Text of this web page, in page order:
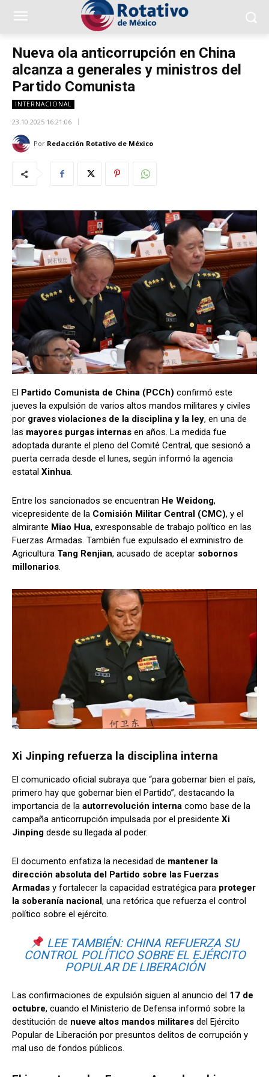
Nueva ola anticorrupción en China
alcanza a generales y ministros del
Partido Comunista
INTERNACIONAL
23.10.2025 16:21:06
Por Redacción Rotativo de México
El Partido Comunista de China (PCCh) confirmó este
jueves la expulsión de varios altos mandos militares y civiles
por graves violaciones de la disciplina y la ley, en una de
las mayores purgas internas en años. La medida fue
adoptada durante el pleno del Comité Central, que sesionó a
puerta cerrada desde el lunes, según informó la agencia
estatal Xinhua.
Entre los sancionados se encuentran He Weidong,
vicepresidente de la Comisión Militar Central (CMC), y el
almirante Miao Hua, exresponsable de trabajo político en las
Fuerzas Armadas. También fue expulsado el exministro de
Agricultura Tang Renjian, acusado de aceptar sobornos
millonarios.
Xi Jinping refuerza la disciplina interna
El comunicado oficial subraya que “para gobernar bien el país,
primero hay que gobernar bien el Partido”, destacando la
importancia de la autorrevolución interna como base de la
campaña anticorrupción impulsada por el presidente Xi
Jinping desde su llegada al poder.
El documento enfatiza la necesidad de mantener la
dirección absoluta del Partido sobre las Fuerzas
Armadas y fortalecer la capacidad estratégica para proteger
la soberanía nacional , una retórica que refuerza el control
político sobre el ejército.
LEE TAMBIÉN: CHINA REFUERZA SU
CONTROL POLÍTICO SOBRE EL EJÉRCITO
POPULAR DE LIBERACIÓN
Las confirmaciones de expulsión siguen al anuncio del 17 de
octubre, cuando el Ministerio de Defensa informó sobre la
destitución de nueve altos mandos militares del Ejército
Popular de Liberación por presuntos delitos de corrupción y
mal uso de fondos públicos.